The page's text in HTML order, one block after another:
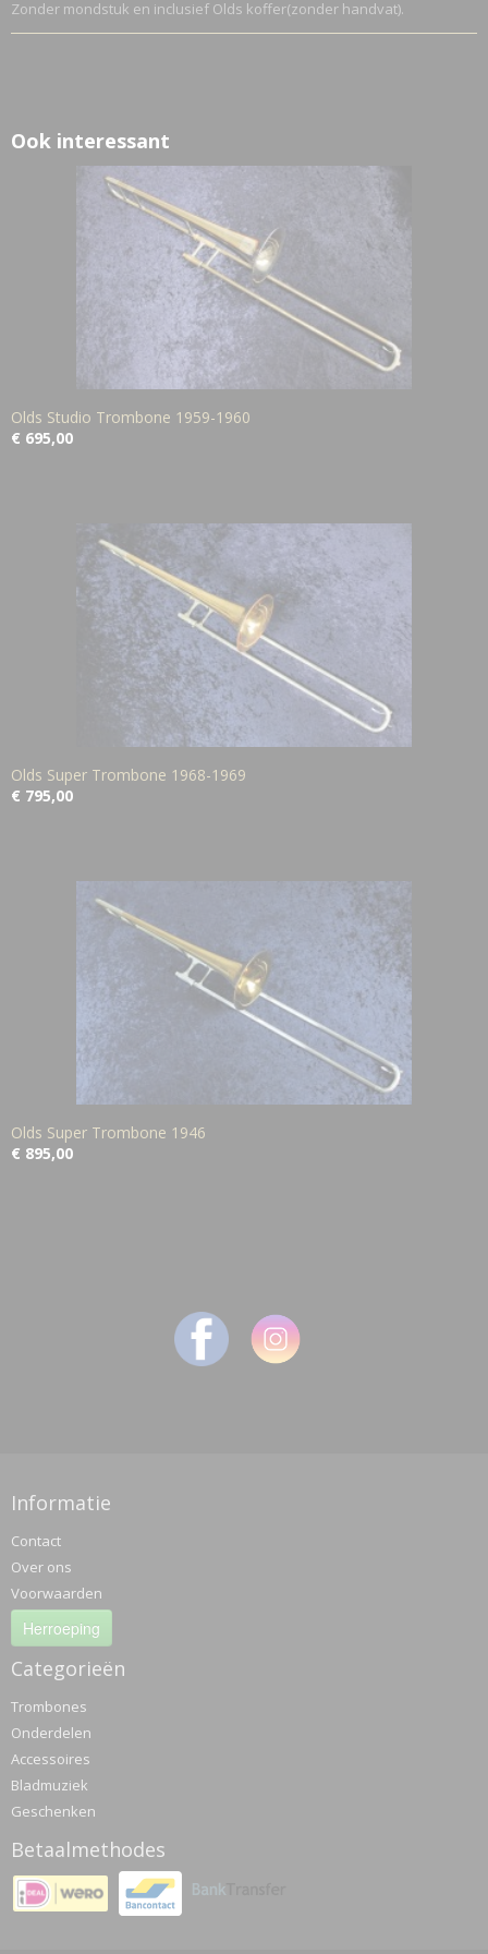
Zonder mondstuk en inclusief Olds koffer(zonder handvat).
Ook interessant
Olds Studio Trombone 1959-1960
€ 695,00
Olds Super Trombone 1968-1969
€ 795,00
Olds Super Trombone 1946
€ 895,00
Informatie
Contact
Over ons
Voorwaarden
Herroeping
Categorieën
Trombones
Onderdelen
Accessoires
Bladmuziek
Geschenken
Betaalmethodes